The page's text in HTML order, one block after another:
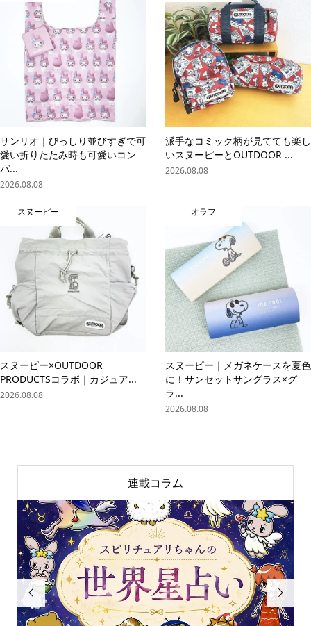
サンリオ｜びっしり並びすぎで可
愛い折りたたみ時も可愛いコン
パ...
2026.08.08
派手なコミック柄が見てても楽し
いスヌーピーとOUTDOOR ...
2026.08.08
スヌーピー
スヌーピー×OUTDOOR
PRODUCTSコラボ｜カジュア...
2026.08.08
オラフ
スヌーピー｜メガネケースを夏色
に！サンセットサングラス×グ
ラ...
2026.08.08
連載コラム
 